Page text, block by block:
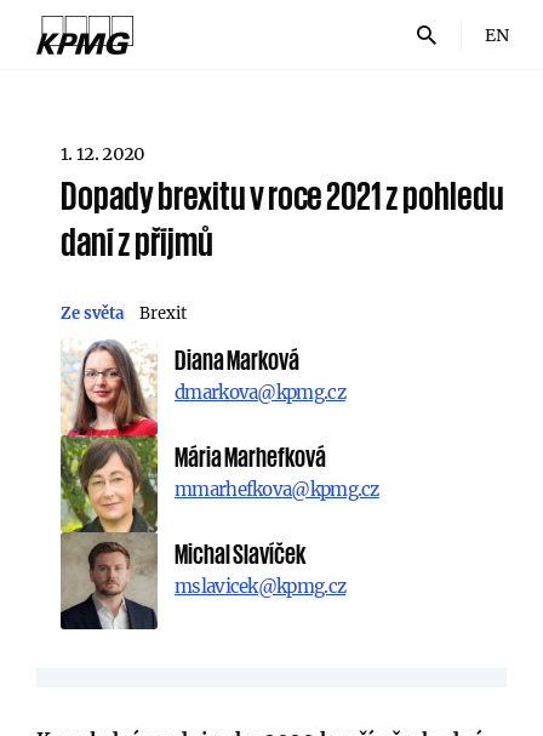
EN
1. 12. 2020
Dopady brexitu v roce 2021 z pohledu
daní z příjmů
Ze světa Brexit
Diana Marková
dmarkova@kpmg.cz
Mária Marhefková
mmarhefkova@kpmg.cz
Michal Slavíček
mslavicek@kpmg.cz